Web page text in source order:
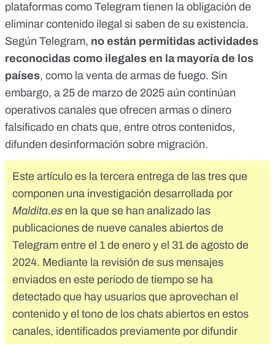
plataformas como Telegram tienen la obligación de
eliminar contenido ilegal si saben de su existencia.
Según Telegram, no están permitidas actividades
reconocidas como ilegales en la mayoría de los
países, como la venta de armas de fuego. Sin
embargo, a 25 de marzo de 2025 aún continúan
operativos canales que ofrecen armas o dinero
falsificado en chats que, entre otros contenidos,
difunden desinformación sobre migración.
Este artículo es la tercera entrega de las tres que
componen una investigación desarrollada por
Maldita.es en la que se han analizado las
publicaciones de nueve canales abiertos de
Telegram entre el 1 de enero y el 31 de agosto de
2024. Mediante la revisión de sus mensajes
enviados en este periodo de tiempo se ha
detectado que hay usuarios que aprovechan el
contenido y el tono de los chats abiertos en estos
canales, identificados previamente por difundir